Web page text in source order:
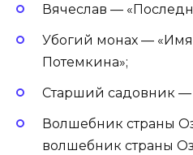
Вячеслав —
Убогий монах — «Имя
Потемкина»;
Старший садовник —
Волшебник страны
волшебник страны